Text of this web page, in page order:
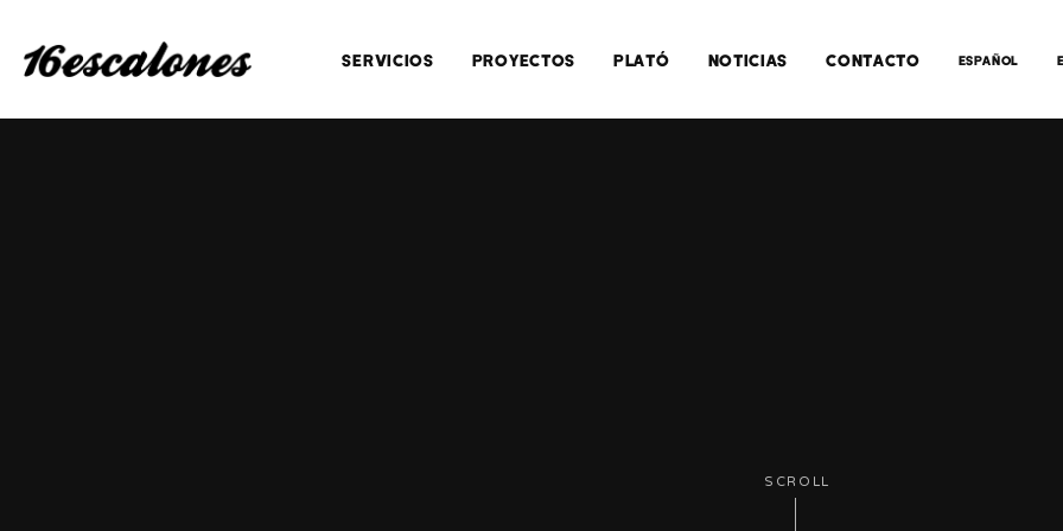
SERVICIOS PROYECTOS PLATÓ NOTICIAS CONTACTO ESPAÑOL
SCROLL